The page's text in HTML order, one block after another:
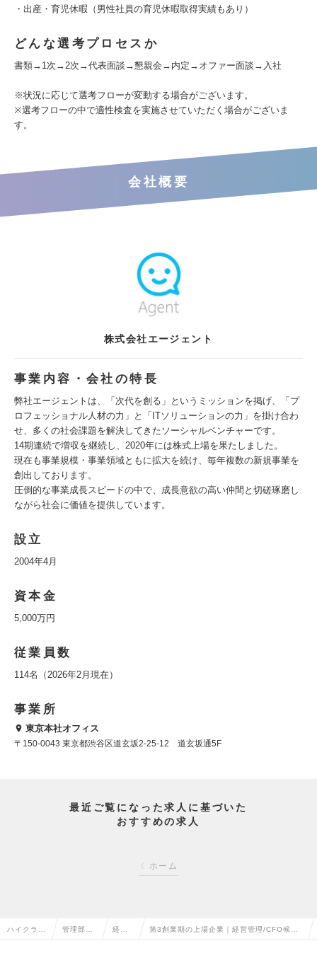
・出産・育児休暇（男性社員の育児休暇取得実績もあり）
どんな選考プロセスか
書類→1次→2次→代表面談→懇親会→内定→オファー面談→入社
※状況に応じて選考フローが変動する場合がございます。
※選考フローの中で適性検査を実施させていただく場合がございま
す。
会社概要
株式会社エージェント
事業内容・会社の特長
弊社エージェントは、「次代を創る」というミッションを掲げ、「プ
ロフェッショナル人材の力」と「ITソリューションの力」を掛け合わ
せ、多くの社会課題を解決してきたソーシャルベンチャーです。
14期連続で増収を継続し、2020年には株式上場を果たしました。
現在も事業規模・事業領域ともに拡大を続け、毎年複数の新規事業を
創出しております。
圧倒的な事業成長スピードの中で、成長意欲の高い仲間と切磋琢磨し
ながら社会に価値を提供しています。
設立
2004年4月
資本金
5,000万円
従業員数
114名（2026年2月現在）
事業所
東京本社オフィス
〒150-0043 東京都渋谷区道玄坂2-25-12 道玄坂通5F
最近ご覧になった求人に基づいた
おすすめの求人
ホーム
ハイクラス 管理部門 経理 第3創業期の上場企業｜経営管理/CFO候補